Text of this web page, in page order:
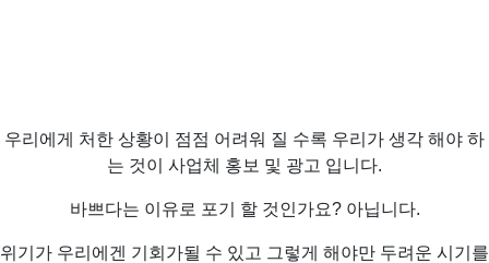
우리에게 처한 상황이 점점 어려워 질 수록 우리가 생각 해야 하
는 것이 사업체 홍보 및 광고 입니다.
바쁘다는 이유로 포기 할 것인가요? 아닙니다.
위기가 우리에겐 기회가될 수 있고 그렇게 해야만 두려운 시기를